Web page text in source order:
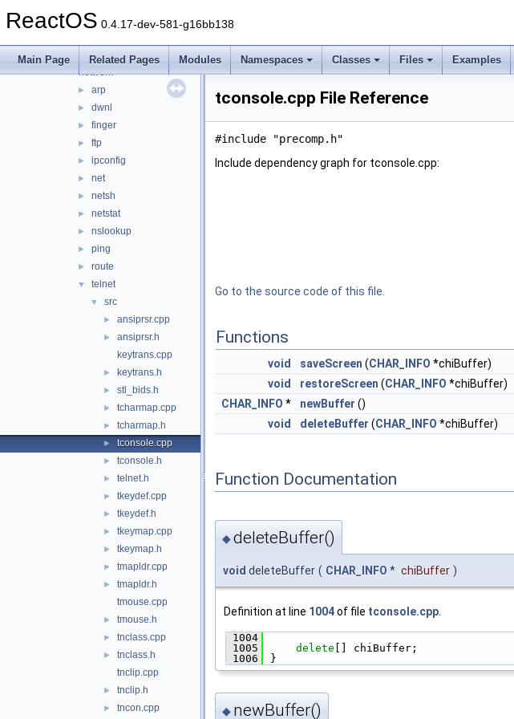
ReactOS 0.4.17-dev-581-g16bb138
Main Page Related Pages Modules Namespaces Classes Files Examples
► mshta
mstsc
▼ network
► arp
► dwnl
► finger
► ftp
► ipconfig
► net
► netsh
► netstat
► nslookup
► ping
► route
▼ telnet
▼ src
► ansiprsr.cpp
►
ansiprsr.h
keytrans.cpp
► keytrans.h
► stl_bids.h
► tcharmap.cpp
► tcharmap.h
► tconsole.cpp
► tconsole.h
► telnet.h
► tkeydef.cpp
► tkeydef.h
► tkeymap.cpp
► tkeymap.h
► tmapldr.cpp
►
tmapldr.h
tmouse.cpp
► tmouse.h
► tnclass.cpp
►
tnclass.h
tnclip.cpp
► tnclip.h
► tncon.cpp
tconsole.cpp File Reference
#include "precomp.h"
Include dependency graph for tconsole.cpp:
Go to the source code of this file.
Functions
void saveScreen (CHAR_INFO *chiBuffer)
void
restoreScreen (CHAR_INFO *chiBuffer)
CHAR_INFO * newBuffer ()
void
deleteBuffer (CHAR_INFO *chiBuffer)
Function Documentation
◆deleteBuffer()
void deleteBuffer ( CHAR_INFO * chiBuffer )
Definition at line 1004of file tconsole.cpp
1004
1005
delete [] chiBuffer;
1006
}
◆ newBuffer()